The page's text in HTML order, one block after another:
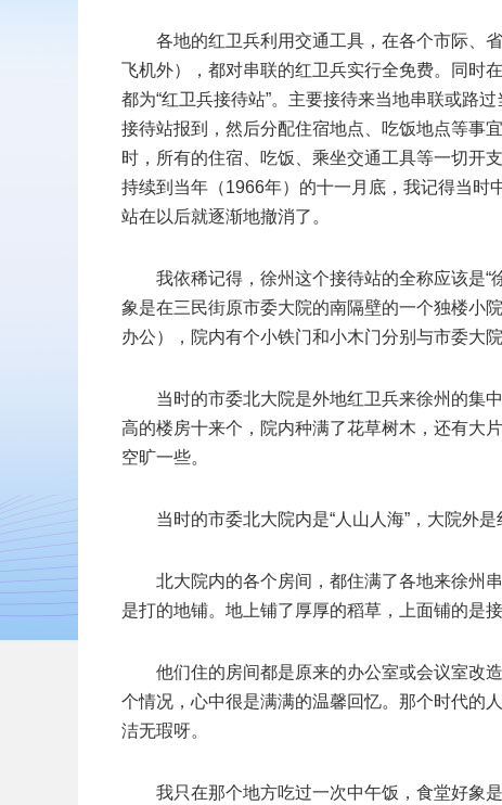
各地的红卫兵利用交通工具，在各个市际、
飞机外），都对串联的红卫兵实行全免费。同时
都为“红卫兵接待站”。主要接待来当地串联或路
接待站报到，然后分配住宿地点、吃饭地点等事
时，所有的住宿、吃饭、乘坐交通工具等一切开
持续到当年（1966年）的十一月底，我记得当时
站在以后就逐渐地撤消了。
我依稀记得，徐州这个接待站的全称应该是
象是在三民街原市委大院的南隔壁的一个独楼小
办公），院内有个小铁门和小木门分别与市委大院
当时的市委北大院是外地红卫兵来徐州的集
高的楼房十来个，院内种满了花草树木，还有大
空旷一些。
当时的市委北大院内是“人山人海”，大院外
北大院内的各个房间，都住满了各地来徐州
是打的地铺。地上铺了厚厚的稻草，上面铺的是
他们住的房间都是原来的办公室或会议室改
个情况，心中很是满满的温馨回忆。那个时代的
洁无瑕呀。
我只在那个地方吃过一次中午饭，食堂好象